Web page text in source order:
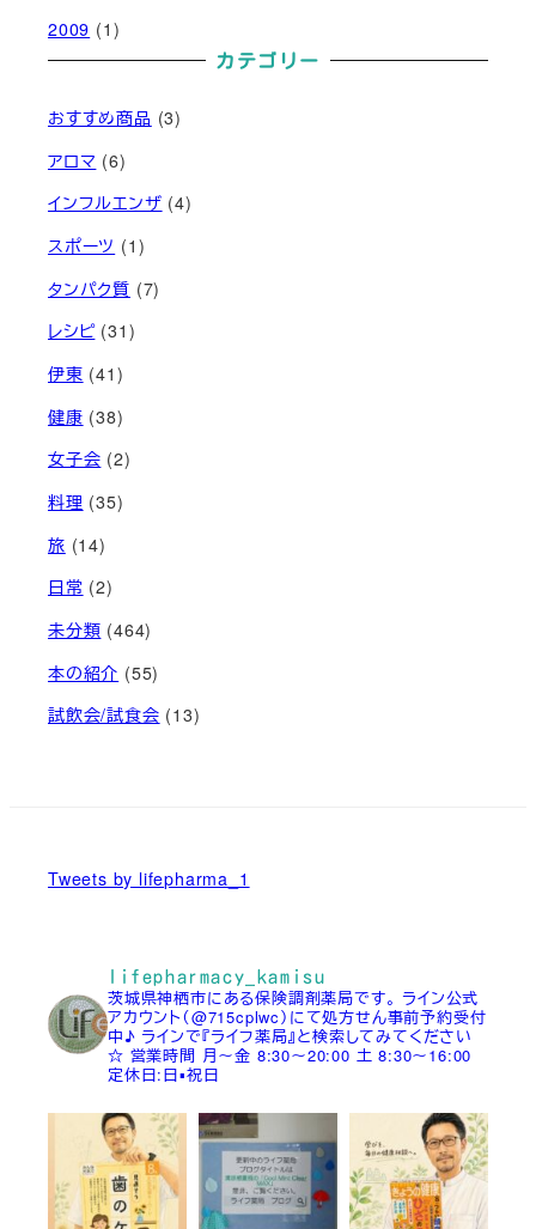
2009 (1)
カテゴリー
おすすめ商品 (3)
アロマ (6)
インフルエンザ (4)
スポーツ (1)
タンパク質 (7)
レシピ(31)
伊東 (41)
健康 (38)
女子会 (2)
料理 (35)
旅 (14)
日常 (2)
未分類 (464)
本の紹介 (55)
試飲会/試食会 (13)
Tweets by lifepharma_1
lifepharmacy_kamisu
茨城県神栖市にある保険調剤薬局です。 ライン公式
アカウント（@715cplwc）にて処方せん事前予約受付
中♪ ラインで『ライフ薬局』と検索してみてください
☆ 営業時間 月～金 8:30～20:00 土 8:30～16:00
定休日:日▪祝日